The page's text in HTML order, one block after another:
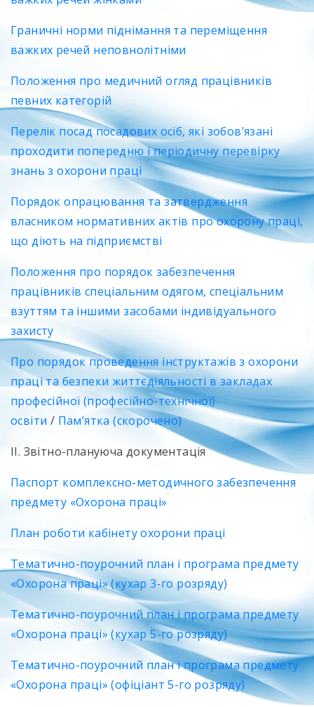
Граничні норми піднімання та переміщення
важких речей неповнолітніми
Положення про медичний огляд працівників
певних категорій
Перелік посад посадових осіб, які зобов’язані
проходити попередню і періодичну перевірку
знань з охорони праці
Порядок опрацювання та затвердження
власником нормативних актів про охорону праці,
що діють на підприємстві
Положення про порядок забезпечення
працівників спеціальним одягом, спеціальним
взуттям та іншими засобами індивідуального
захисту
Про порядок проведення інструктажів з охорони
праці та безпеки життєдіяльності в закладах
професійної (професійно-технічної)
освіти / Пам’ятка (скорочено)
ІІ. Звітно-плануюча документація
Паспорт комплексно-методичного забезпечення
предмету «Охорона праці»
План роботи кабінету охорони праці
Тематично-поурочний план і програма предмету
«Охорона праці» (кухар 3-го розряду)
Тематично-поурочний план і програма предмету
«Охорона праці» (кухар 5-го розряду)
Тематично-поурочний план і програма предмету
«Охорона праці» (офіціант 5-го розряду)